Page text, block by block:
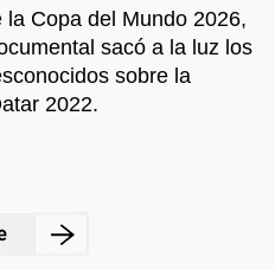
Copa del Mundo 2026,
sacó a la luz los
sobre la
2022.